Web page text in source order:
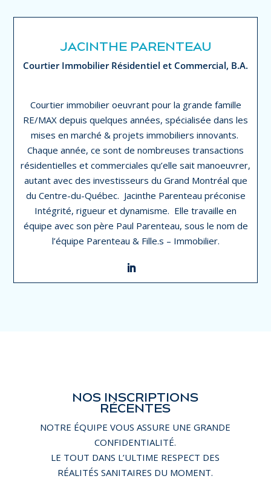
JACINTHE PARENTEAU
Courtier Immobilier Résidentiel et Commercial, B.A.
Courtier immobilier oeuvrant pour la grande famille
RE/MAX depuis quelques années, spécialisée dans les
mises en marché & projets immobiliers innovants.
Chaque année, ce sont de nombreuses transactions
résidentielles et commerciales qu’elle sait manoeuvrer,
autant avec des investisseurs du Grand Montréal que
du Centre-du-Québec. Jacinthe Parenteau préconise
Intégrité, rigueur et dynamisme. Elle travaille en
équipe avec son père Paul Parenteau, sous le nom de
l’équipe Parenteau & Fille.s – Immobilier.
NOS INSCRIPTIONS
RÉCENTES
NOTRE ÉQUIPE VOUS ASSURE UNE GRANDE
CONFIDENTIALITÉ.
LE TOUT DANS L’ULTIME RESPECT DES
RÉALITÉS SANITAIRES DU MOMENT.